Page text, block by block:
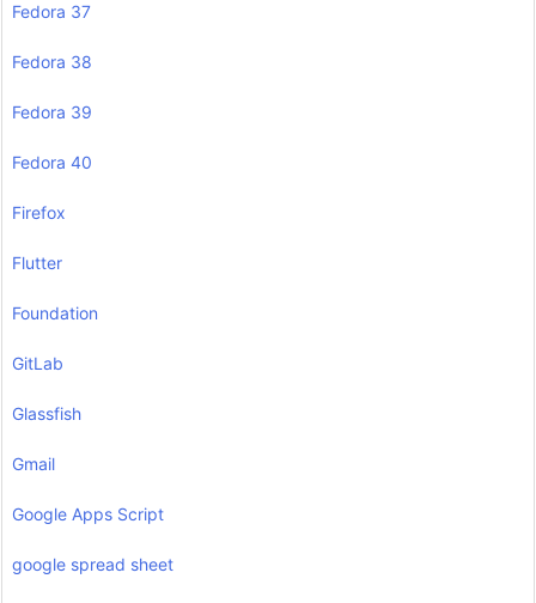
Fedora 37
Fedora 38
Fedora 39
Fedora 40
Firefox
Flutter
Foundation
GitLab
Glassfish
Gmail
Google Apps Script
google spread sheet